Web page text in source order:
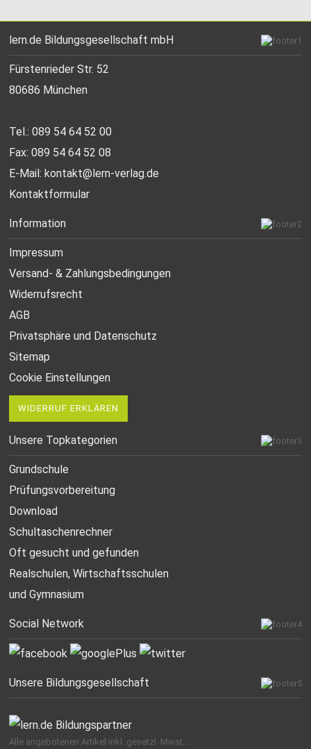
lern.de Bildungsgesellschaft mbH
Fürstenrieder Str. 52
80686 München
Tel.: 089 54 64 52 00
Fax: 089 54 64 52 08
E-Mail:kontakt@lern-verlag.de
Kontaktformular
Information
Impressum
Versand- & Zahlungsbedingungen
Widerrufsrecht
AGB
Privatsphäre und Datenschutz
Sitemap
Cookie Einstellungen
WIDERRUF ERKLÄREN
Unsere Topkategorien
Grundschule
Prüfungsvorbereitung
Download
Schultaschenrechner
Oft gesucht und gefunden
Realschulen,Wirtschaftsschulen
und Gymnasium
Social Network
Unsere Bildungsgesellschaft
Alle angebotenen Artikel inkl. gesetzl. Mwst..